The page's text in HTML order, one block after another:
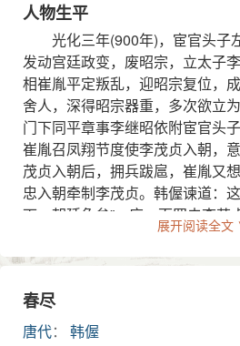
人物生平
光化三年(900年)，宦官头子
发动宫廷政变，废昭宗，立太子
相崔胤平定叛乱，迎昭宗复位，
舍人，深得昭宗器重，多次欲立
门下同平章事李继昭依附宦官头
崔胤召凤翔节度使李茂贞入朝，
茂贞入朝后，拥兵跋扈，崔胤又
忠入朝牵制李茂贞。韩偓谏道：
下，朝廷危矣”，应一面罢去李茂
尚未行，而李茂贞、韩全诲已将
讯，星夜赶往凤翔行在，见昭宗
韩偓随同昭宗回长安。
韩偓回长安后，见朱全忠比李
展开阅读全
春尽
唐代： 韩偓